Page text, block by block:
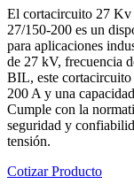
El cortacircuito 27
27/150-200 es un
para aplicaciones
de 27 kV, frecuencia
BIL, este cortacircuito
200 A y una
Cumple con la
seguridad y
tensión.
Cotizar Producto